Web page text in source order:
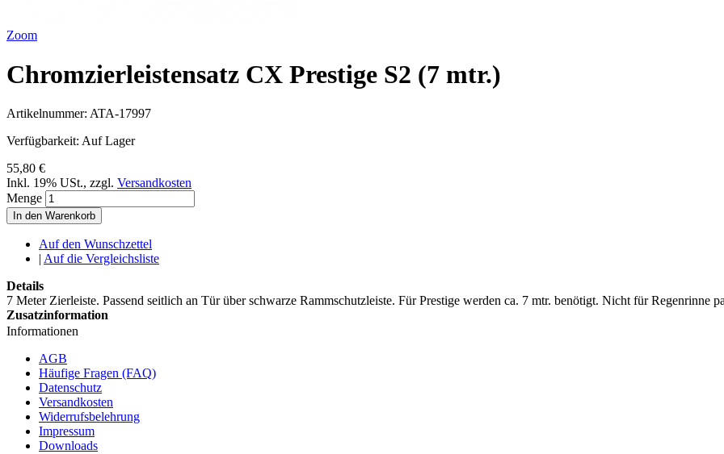
Zoom
Chromzierleistensatz CX Prestige S2 (7 mtr.)
Artikelnummer: ATA-17997
Verfügbarkeit: Auf Lager
55,80 €
Inkl. 19% USt., zzgl. Versandkosten
Menge
In den Warenkorb
Auf den Wunschzettel
| Auf die Vergleichsliste
Details
7 Meter Zierleiste. Passend seitlich an Tür über schwarze Rammschutzleiste. Für Prestige werden ca. 7 mtr. benötigt. Nicht für Regenrinne
Zusatzinformation
Informationen
AGB
Häufige Fragen (FAQ)
Datenschutz
Versandkosten
Widerrufsbelehrung
Impressum
Downloads